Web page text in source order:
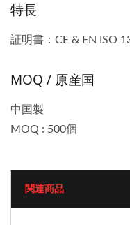
特長
証明書：CE & EN ISO
MOQ / 原産国
中国製
MOQ : 500個
関連商品